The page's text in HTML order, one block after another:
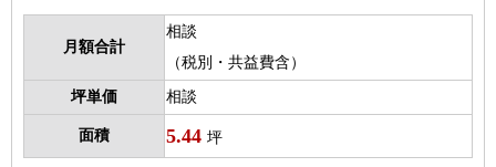
月額合計
相談
（税別・共益費含）
坪単価 相談
面積 5.44 坪